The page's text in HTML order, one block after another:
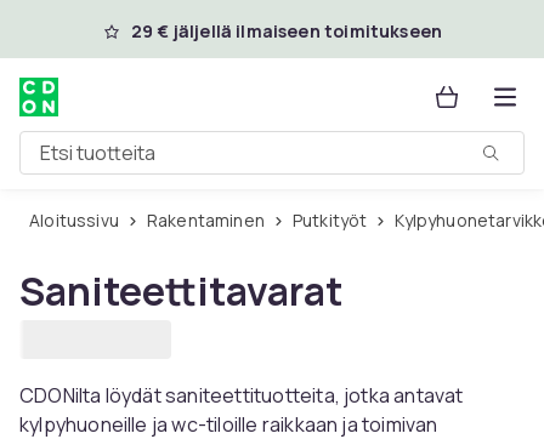
Ohita ja siirry pääsisältöön
29 € jäljellä ilmaiseen toimitukseen
Etsi tuotteita
Aloitussivu Rakentaminen Putkityöt
Saniteettitavarat
CDONilta löydät saniteettituotteita, jotka antavat
kylpyhuoneille ja wc-tiloille raikkaan ja toimivan